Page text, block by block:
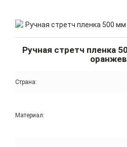
Ручная стретч пленка
Страна:
Материал: